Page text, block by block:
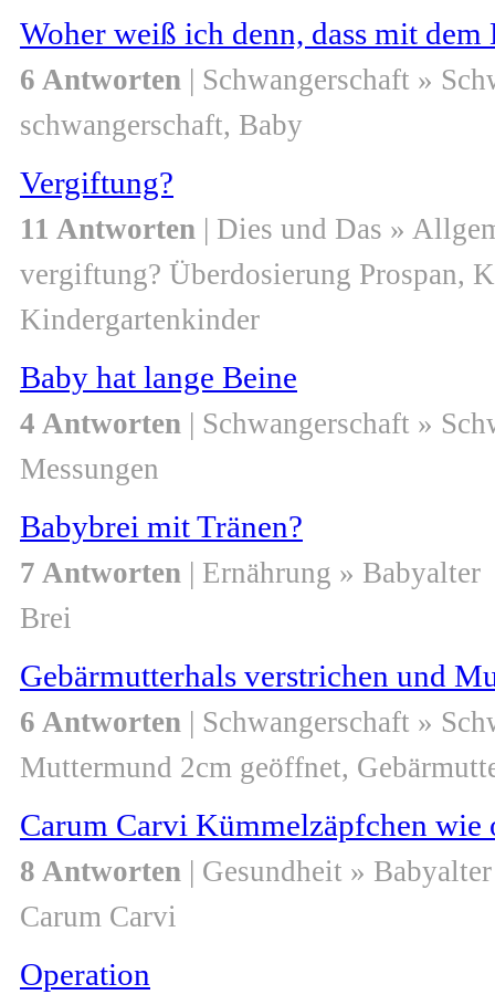
Woher weiß ich denn, dass mit dem
6 Antworten | Schwangerschaft »
schwangerschaft, Baby
Vergiftung?
11 Antworten | Dies und Das »
vergiftung? Überdosierung Prospan,
Kindergartenkinder
Baby hat lange Beine
4 Antworten | Schwangerschaft »
Messungen
Babybrei mit Tränen?
7 Antworten | Ernährung » Babyalter
Brei
Gebärmutterhals verstrichen und
6 Antworten | Schwangerschaft »
Muttermund 2cm geöffnet,
Carum Carvi Kümmelzäpfchen wie
8 Antworten | Gesundheit » Babyalter
Carum Carvi
Operation